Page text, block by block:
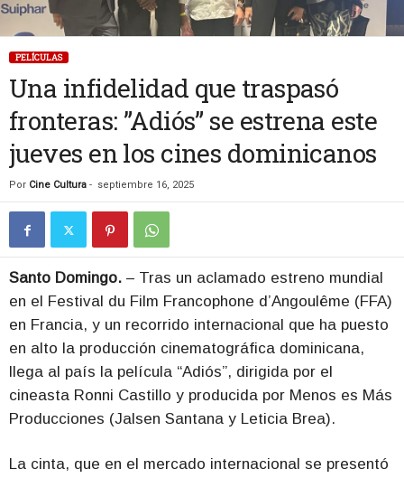
PELÍCULAS
Una infidelidad que traspasó
fronteras: ”Adiós” se estrena este
jueves en los cines dominicanos
Por Cine Cultura - septiembre 16, 2025
Santo Domingo. – Tras un aclamado estreno mundial
en el Festival du Film Francophone d’Angoulême (FFA)
en Francia, y un recorrido internacional que ha puesto
en alto la producción cinematográfica dominicana,
llega al país la película “Adiós”, dirigida por el
cineasta Ronni Castillo y producida por Menos es Más
Producciones (Jalsen Santana y Leticia Brea).
La cinta, que en el mercado internacional se presentó